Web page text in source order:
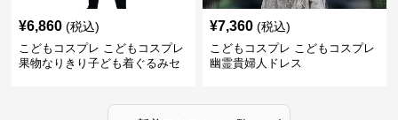
¥6,860 (税込)
こどもコスプレ こどもコスプレ
果物なりきり子ども着ぐるみセ
¥7,360 (税込)
こどもコスプレ こどもコスプレ
幽霊貴婦人ドレス